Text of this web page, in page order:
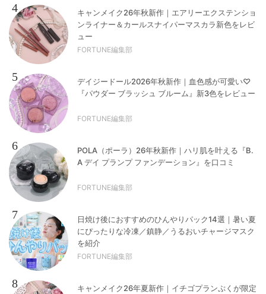
4
キャンメイク26年秋新作｜エアリーエクステンショ
ンライナー＆カールスナイパーマスカラ新色をレビ
ュー
FORTUNE編集部
5
デイジードール2026年秋新作｜血色感が可愛い♡
『パウダー ブラッシュ ブルーム』新3色をレビュー
FORTUNE編集部
6
POLA（ポーラ）26年秋新作｜ハリ肌を叶える『B.
A デイ プランプ ファンデーション』を口コミ
FORTUNE編集部
7
日焼け後におすすめのひんやりパック14選｜暑い夏
にぴったりな冷凍／鎮静／うるおいチャージマスク
を紹介
FORTUNE編集部
8
キャンメイク26年夏新作｜イチゴプランぷくが限定